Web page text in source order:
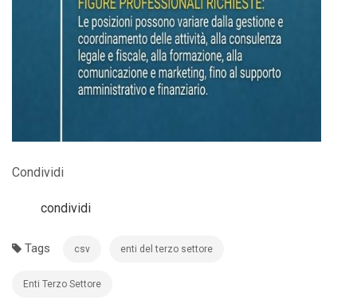
Condividi
condividi
Tags csv enti del terzo settore
Enti Terzo Settore